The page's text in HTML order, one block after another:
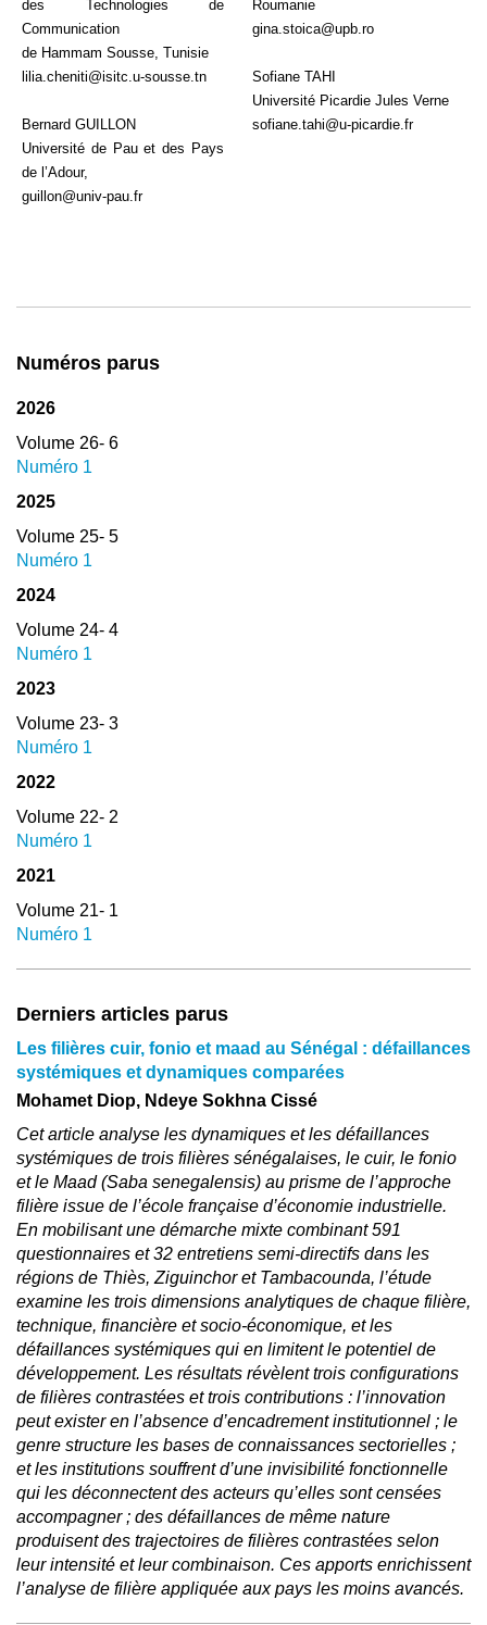
des Technologies de
Communication
de Hammam Sousse, Tunisie
lilia.cheniti@isitc.u-sousse.tn
Bernard GUILLON
Université de Pau et des Pays
de l’Adour,
guillon@univ-pau.fr
Roumanie
gina.stoica@upb.ro
Sofiane TAHI
Université Picardie Jules Verne
sofiane.tahi@u-picardie.fr
Numéros parus
2026
Volume 26- 6
Numéro 1
2025
Volume 25- 5
Numéro 1
2024
Volume 24- 4
Numéro 1
2023
Volume 23- 3
Numéro 1
2022
Volume 22- 2
Numéro 1
2021
Volume 21- 1
Numéro 1
Derniers articles parus
Les filières cuir, fonio et maad au Sénégal : défaillances
systémiques et dynamiques comparées
Mohamet Diop, Ndeye Sokhna Cissé
Cet article analyse les dynamiques et les défaillances
systémiques de trois filières sénégalaises, le cuir, le fonio
et le Maad (Saba senegalensis) au prisme de l’approche
filière issue de l’école française d’économie industrielle.
En mobilisant une démarche mixte combinant 591
questionnaires et 32 entretiens semi-directifs dans les
régions de Thiès, Ziguinchor et Tambacounda, l’étude
examine les trois dimensions analytiques de chaque filière,
technique, financière et socio-économique, et les
défaillances systémiques qui en limitent le potentiel de
développement. Les résultats révèlent trois configurations
de filières contrastées et trois contributions : l’innovation
peut exister en l’absence d’encadrement institutionnel ; le
genre structure les bases de connaissances sectorielles ;
et les institutions souffrent d’une invisibilité fonctionnelle
qui les déconnectent des acteurs qu’elles sont censées
accompagner ; des défaillances de même nature
produisent des trajectoires de filières contrastées selon
leur intensité et leur combinaison. Ces apports enrichissent
l’analyse de filière appliquée aux pays les moins avancés.